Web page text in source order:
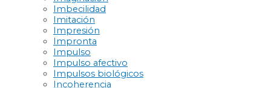
Imbecilidad
Imitación
Impresión
Impronta
Impulso
Impulso afectivo
Impulsos biológicos
Incoherencia